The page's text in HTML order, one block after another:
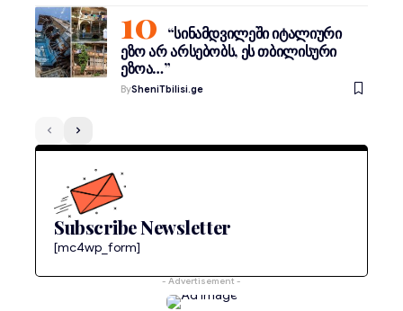
“სინამდვილეში იტალიური
ეზო არ არსებობს, ეს თბილისური
ეზოა…”
BySheniTbilisi.ge
Subscribe Newsletter
[mc4wp_form]
- Advertisement -